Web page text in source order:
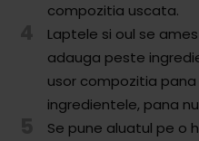
Rețete Video
Comunitatea
iCooking
Librărie
compozitia uscata.
Laptele si oul se
adauga peste
usor compozitia
ingredientele, pana
Se pune aluatul pe o